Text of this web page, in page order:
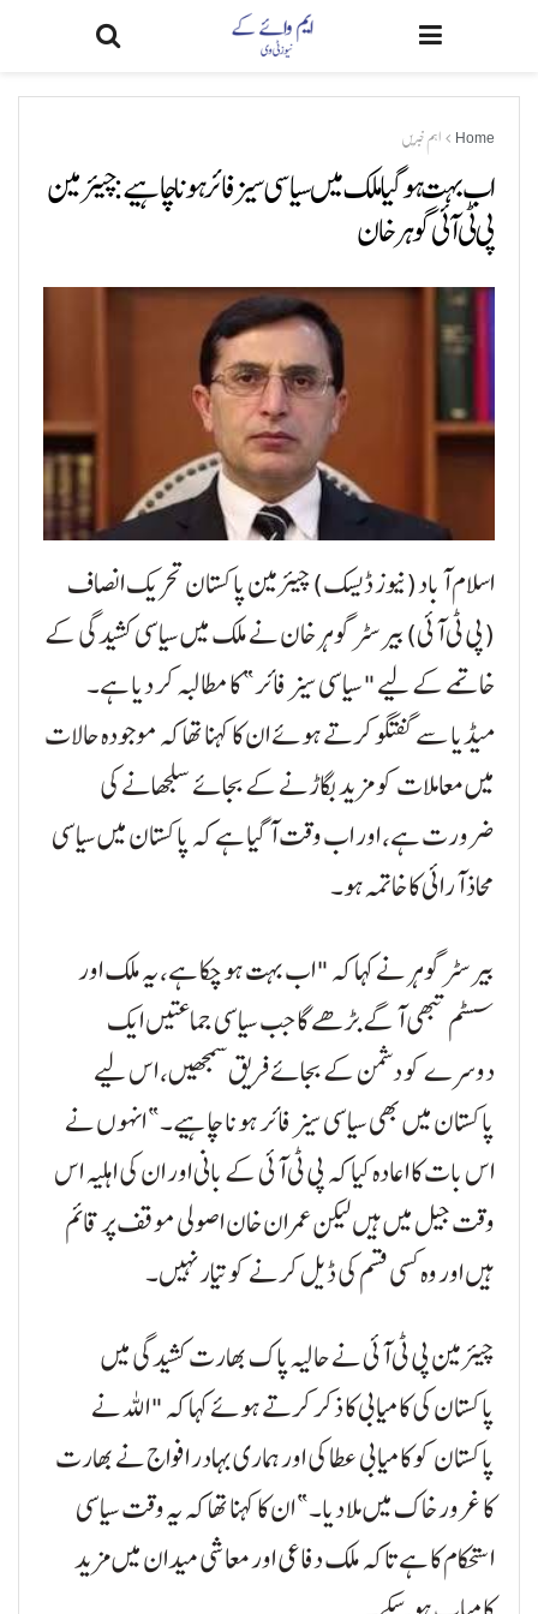
Home اہم خبریں
اب بہت ہوگیا ملک میں سیاسی سیز فائر ہونا چاہیے: چیئرمین
پی ٹی آئی گوہر خان
اسلام آباد (نیوز ڈیسک) چیئرمین پاکستان تحریک انصاف
(پی ٹی آئی) بیرسٹر گوہر خان نے ملک میں سیاسی کشیدگی کے
خاتمے کے لیے "سیاسی سیز فائر” کا مطالبہ کر دیا ہے۔
میڈیا سے گفتگو کرتے ہوئے ان کا کہنا تھا کہ موجودہ حالات
میں معاملات کو مزید بگاڑنے کے بجائے سلجھانے کی
ضرورت ہے، اور اب وقت آ گیا ہے کہ پاکستان میں سیاسی
محاذ آرائی کا خاتمہ ہو۔
بیرسٹر گوہر نے کہا کہ "اب بہت ہو چکا ہے، یہ ملک اور
سسٹم تبھی آگے بڑھے گا جب سیاسی جماعتیں ایک
دوسرے کو دشمن کے بجائے فریق سمجھیں، اس لیے
پاکستان میں بھی سیاسی سیز فائر ہونا چاہیے۔” انہوں نے
اس بات کا اعادہ کیا کہ پی ٹی آئی کے بانی اور ان کی اہلیہ اس
وقت جیل میں ہیں لیکن عمران خان اصولی موقف پر قائم
ہیں اور وہ کسی قسم کی ڈیل کرنے کو تیار نہیں۔
چیئرمین پی ٹی آئی نے حالیہ پاک بھارت کشیدگی میں
پاکستان کی کامیابی کا ذکر کرتے ہوئے کہا کہ "اللہ نے
پاکستان کو کامیابی عطا کی اور ہماری بہادر افواج نے بھارت
کا غرور خاک میں ملا دیا۔” ان کا کہنا تھا کہ یہ وقت سیاسی
استحکام کا ہے تاکہ ملک دفاعی اور معاشی میدان میں مزید